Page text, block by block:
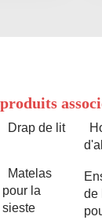
Drap de lit
Matelas
pour la
sieste
de